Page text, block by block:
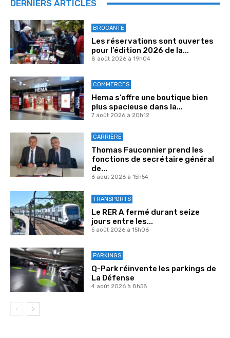
DERNIERS ARTICLES
BROCANTE
Les réservations sont ouvertes
pour l’édition 2026 de la...
8 août 2026 à 19h04
COMMERCES
Hema s’offre une boutique bien
plus spacieuse dans la...
7 août 2026 à 20h12
CARRIÈRE
Thomas Fauconnier prend les
fonctions de secrétaire général
de...
6 août 2026 à 15h54
TRANSPORTS
Le RER A fermé durant seize
jours entre les...
5 août 2026 à 15h06
PARKINGS
Q-Park réinvente les parkings de
La Défense
4 août 2026 à 8h58